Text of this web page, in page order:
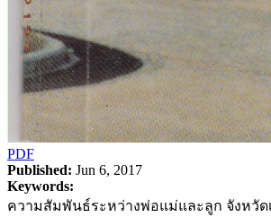
PDF
Published: Jun 6, 2017
Keywords:
ความสัมพันธ์ระหว่างพ่อแม่และลูก จังหวัด